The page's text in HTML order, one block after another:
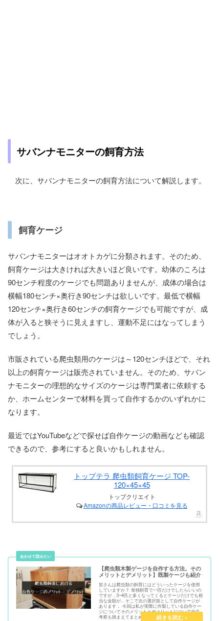
サバンナモニターの飼育方法
次に、サバンナモニターの飼育方法について解説します。
飼育ケージ
サバンナモニターはオオトカゲに分類されます。そのため、
飼育ケージは大きければ大きいほど良いです。幼体のころは
90センチ程度のケージでも問題ありませんが、成体の場合は
横幅180センチ×奥行き90センチは欲しいです。最低で横幅
120センチ×奥行き60センチの飼育ケージでも可能ですが、成
体が入ると狭そうに見えますし、運動不足にはなってしまう
でしょう。
市販されている爬虫類用のケージは～120センチほどで、それ
以上の飼育ケージは販売されていません。そのため、サバン
ナモニターの理想的なサイズのケージは専門業者に依頼する
か、ホームセンターで材料を買って自作するかのいずれかに
なります。
最近ではYouTubeなどで探せば自作ケージの動画なども確認
できるので、参考にすると良いかもしれません。
トップテラ 爬虫類飼育ケージ TOP-
120×45×45
トップクリエイト
Amazonの商品レビュー・口コミを見る
【爬虫類木製ゲージを自作する方法。その
メリットとデメリット】既製ケージも紹介
皆さんは爬虫類の飼育にはどういったケージを使用
していますか？ 単独飼育で一匹だけでしたらいいの
ですが，3~4匹と多くなってくるとケージだけでも相
当な金額が.. そこで次の選択肢として自作ケージが
あります． 今回は私が実際に作製している自作ケー
ジについてそのメリットとデメリットについて自己
考察も踏まえてまとめていきます．